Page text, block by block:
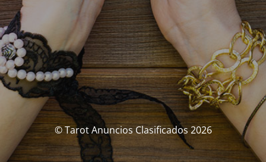
© Tarot Anuncios Clasificados 2026